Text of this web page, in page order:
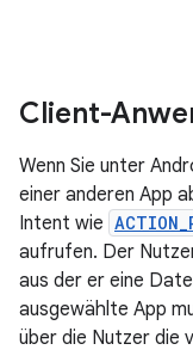
Client-
Wenn Sie unter
einer anderen App
Intent wie
aufrufen. Der
aus der er eine
ausgewählte App
über die Nutzer die